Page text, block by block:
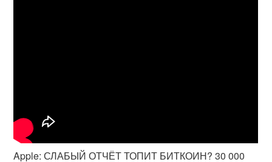
Apple: СЛАБЫЙ ОТЧЁТ ТОПИТ БИТКОИН? 30 000